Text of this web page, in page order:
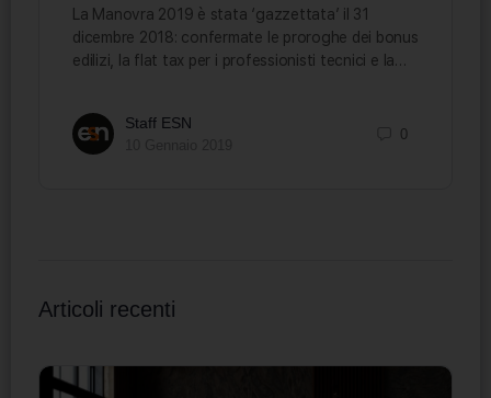
La Manovra 2019 è stata ‘gazzettata’ il 31
dicembre 2018: confermate le proroghe dei bonus
edilizi, la flat tax per i professionisti tecnici e la…
Staff ESN
0
Articoli recenti